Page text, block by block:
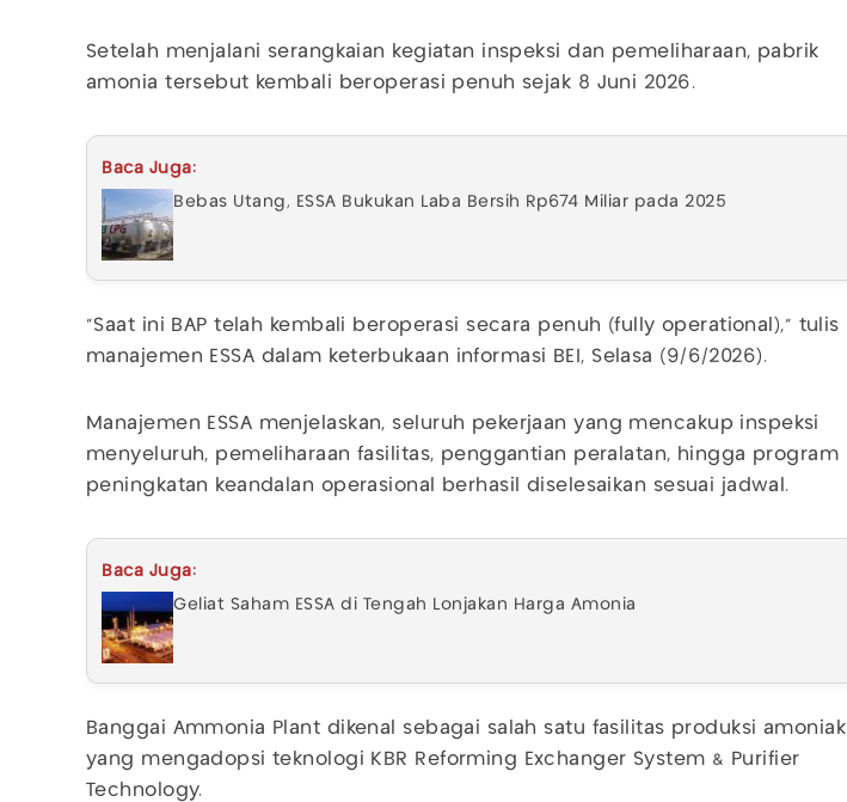
Setelah menjalani serangkaian kegiatan inspeksi dan pemeliharaan, pabrik
amonia tersebut kembali beroperasi penuh sejak 8 Juni 2026.
Baca Juga:
Bebas Utang, ESSA Bukukan Laba Bersih Rp674 Miliar pada 2025
"Saat ini BAP telah kembali beroperasi secara penuh (fully operational)," tulis
manajemen ESSA dalam keterbukaan informasi BEI, Selasa (9/6/2026).
Manajemen ESSA menjelaskan, seluruh pekerjaan yang mencakup inspeksi
menyeluruh, pemeliharaan fasilitas, penggantian peralatan, hingga program
peningkatan keandalan operasional berhasil diselesaikan sesuai jadwal.
Baca Juga:
Geliat Saham ESSA di Tengah Lonjakan Harga Amonia
Banggai Ammonia Plant dikenal sebagai salah satu fasilitas produksi amoniak
yang mengadopsi teknologi KBR Reforming Exchanger System & Purifier
Technology.